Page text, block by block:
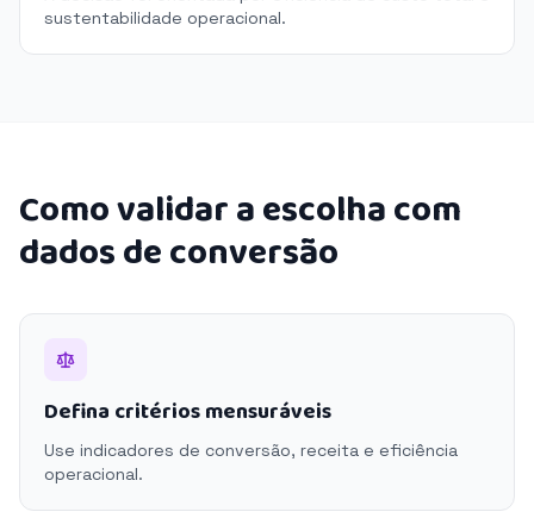
sustentabilidade operacional.
Como validar a escolha com
dados de conversão
Defina critérios mensuráveis
Use indicadores de conversão, receita e eficiência
operacional.